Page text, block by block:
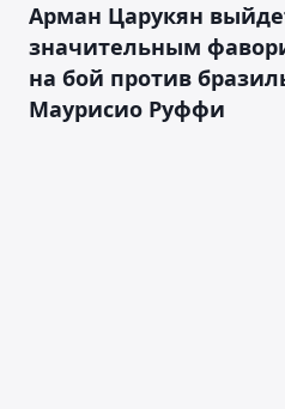
Арман Царукян
значительным
на бой против
Маурисио Руффи